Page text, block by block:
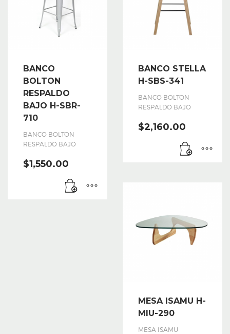
BANCO
BOLTON
RESPALDO
BAJO H-SBR-
710
BANCO BOLTON
RESPALDO BAJO
$1,550.00
BANCO STELLA
H-SBS-341
BANCO BOLTON
RESPALDO BAJO
$2,160.00
MESA ISAMU H-
MIU-290
MESA ISAMU